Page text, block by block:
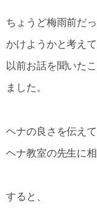
ちょうど梅雨前だ
かけようかと考え
以前お話を聞いた
ました。
ヘナの良さを伝え
ヘナ教室の先生に
すると、